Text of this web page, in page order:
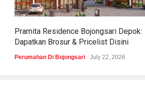
Pramita Residence Bojongsari Depok:
Dapatkan Brosur & Pricelist Disini
Perumahan Di Bojongsari July 22, 2026